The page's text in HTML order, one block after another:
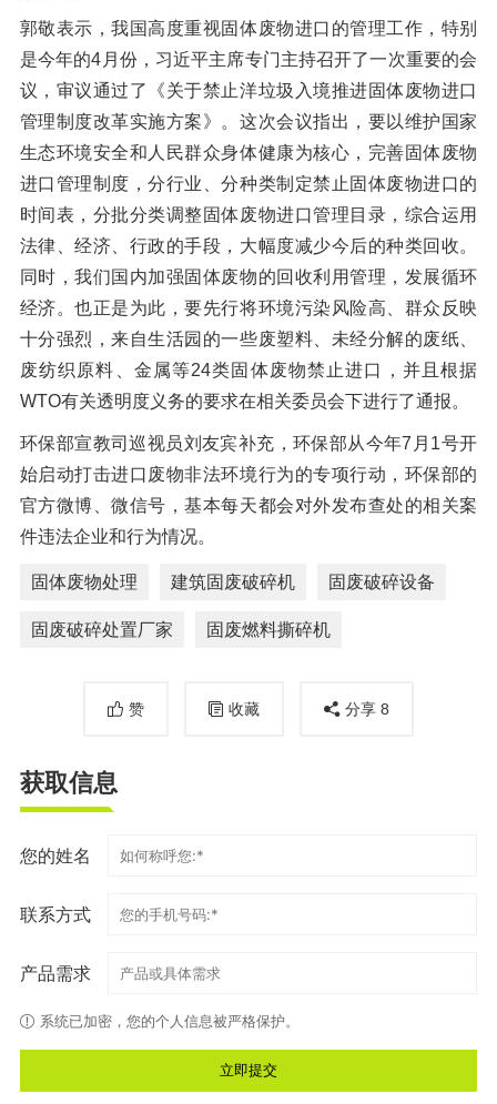
郭敬表示，我国高度重视固体废物进口的管理工作，特别
是今年的4月份，习近平主席专门主持召开了一次重要的会
议，审议通过了《关于禁止洋垃圾入境推进固体废物进口
管理制度改革实施方案》。这次会议指出，要以维护国家
生态环境安全和人民群众身体健康为核心，完善固体废物
进口管理制度，分行业、分种类制定禁止固体废物进口的
时间表，分批分类调整固体废物进口管理目录，综合运用
法律、经济、行政的手段，大幅度减少今后的种类回收。
同时，我们国内加强固体废物的回收利用管理，发展循环
经济。也正是为此，要先行将环境污染风险高、群众反映
十分强烈，来自生活园的一些废塑料、未经分解的废纸、
废纺织原料、金属等24类固体废物禁止进口，并且根据
WTO有关透明度义务的要求在相关委员会下进行了通报。
环保部宣教司巡视员刘友宾补充，环保部从今年7月1号开
始启动打击进口废物非法环境行为的专项行动，环保部的
官方微博、微信号，基本每天都会对外发布查处的相关案
件违法企业和行为情况。
固体废物处理 建筑固废破碎机 固废破碎设备
固废破碎处置厂家 固废燃料撕碎机
赞 收藏 分享 8
获取信息
您的姓名
联系方式
产品需求
系统已加密，您的个人信息被严格保护。